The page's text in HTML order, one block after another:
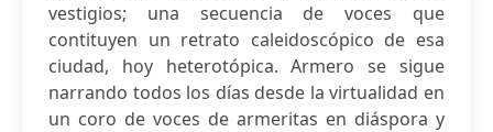
vestigios; una secuencia de voces que
contituyen un retrato caleidoscópico de esa
ciudad, hoy heterotópica. Armero se sigue
narrando todos los días desde la virtualidad en
un coro de voces de armeritas en diáspora y